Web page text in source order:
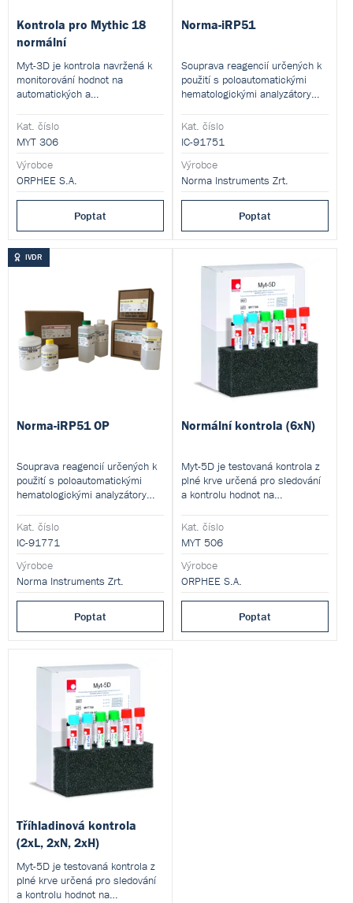
Kontrola pro Mythic 18
normální
Myt-3D je kontrola navržená k
monitorování hodnot na
automatických a
hematologických analyzátorů.
Kat. číslo
MYT 306
Výrobce
ORPHEE S.A.
Poptat
Norma-iRP51
Souprava reagencií určených k
použití s poloautomatickými
hematologickými analyzátory
Kat. číslo
IC-91751
Výrobce
Norma Instruments Zrt.
Poptat
IVDR
Norma-iRP51 OP
Souprava reagencií určených k
použití s poloautomatickými
hematologickými analyzátory
Kat. číslo
IC-91771
Výrobce
Norma Instruments Zrt.
Poptat
Normální kontrola (6xN)
Myt-5D je testovaná kontrola z
plné krve určená pro sledování
a kontrolu hodnot na
krvinek.
Kat. číslo
MYT 506
Výrobce
ORPHEE S.A.
Poptat
Tříhladinová kontrola
(2xL, 2xN, 2xH)
Myt-5D je testovaná kontrola z
plné krve určená pro sledování
a kontrolu hodnot na